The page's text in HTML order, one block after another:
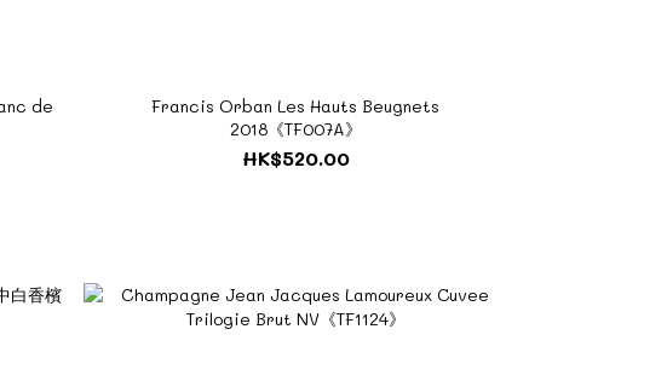
de
Francis Orban Les Hauts Beugnets
2018《TF007A》
HK$520.00